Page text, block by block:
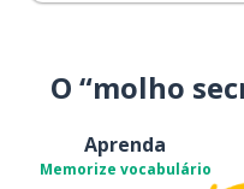
O “molho
Aprenda
Memorize vocabulário